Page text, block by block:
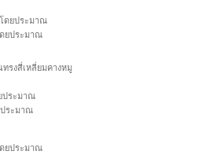
ดยประมาณ
ยประมาณ
ทรงสี่เหลี่ยมคางหมู
ประมาณ
ประมาณ
ยประมาณ